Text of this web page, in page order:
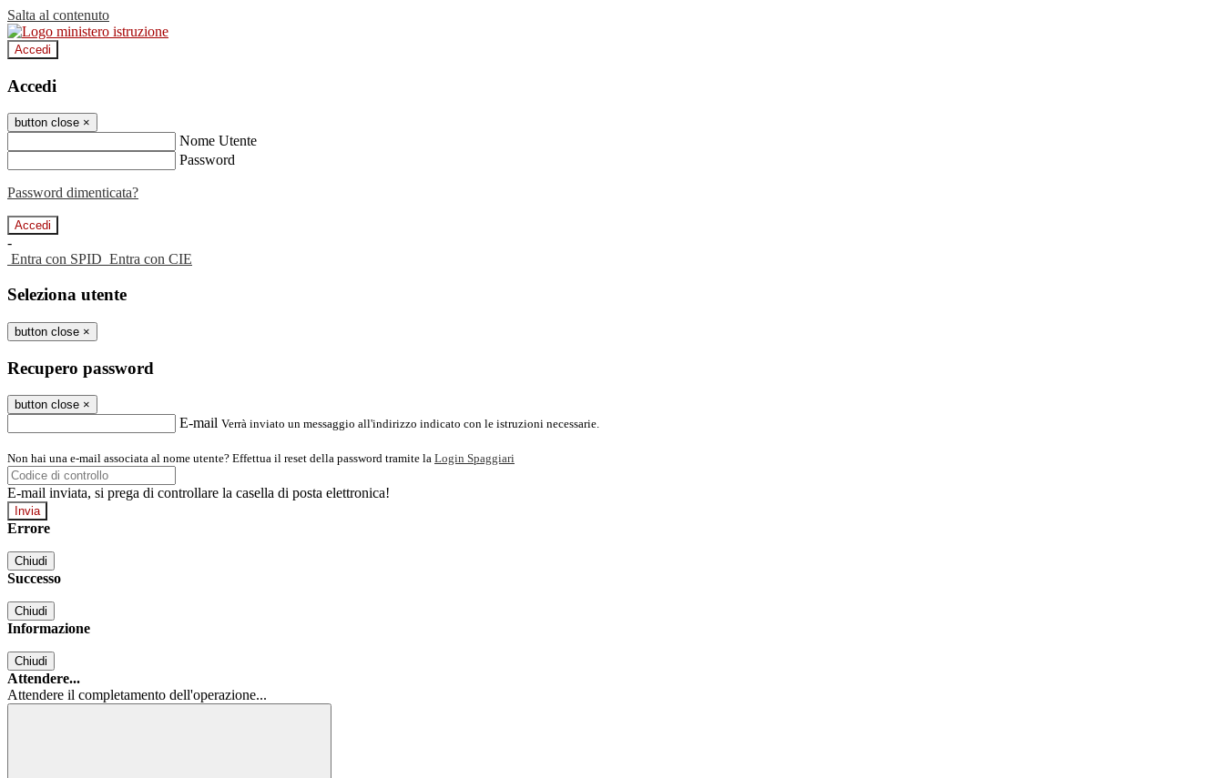
Salta al contenuto
Accedi
Accedi
button close ×
Nome Utente
Password
Password dimenticata?
-
Entra con SPID Entra con CIE
Seleziona utente
button close ×
Recupero password
button close ×
E-mail Verrà inviato un messaggio all'indirizzo indicato con le istruzioni necessarie.
Non hai una e-mail associata al nome utente? Effettua il reset della password tramite la Login Spaggiari
E-mail inviata, si prega di controllare la casella di posta elettronica!
Errore
Chiudi
Successo
Chiudi
Informazione
Chiudi
Attendere...
Attendere il completamento dell'operazione...